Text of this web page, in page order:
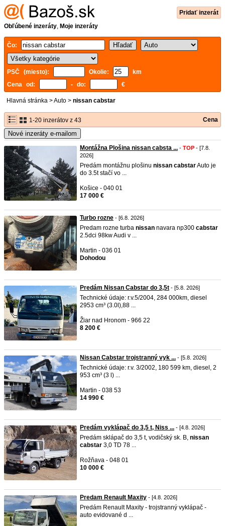
Pridať inzerát
Obľúbené inzeráty, Moje inzeráty
Čo:
PSČ (miesto): Okolie:
km
Cena od:
- do: €
Hlavná stránka >Auto > nissan cabstar
1-20 inzerátov z 43 Cena
Nové inzeráty e-mailom
Montážna Plošina nissan cabsta ... - TOP - [7.8.
2026]
Predám montážnu plošinu nissan cabstarAuto je
do 3.5t stačí vo ...
Košice - 040 01
17 000 €
Turbo rozne - [6.8. 2026]
Predam rozne turba nissan navara np300 cabstar
2.5dci 98kw Audi v ...
Martin - 036 01
Dohodou
Predám Nissan Cabstar do 3,5t - [5.8. 2026]
Technické údaje: r.v.5/2004, 284 000km, diesel
2953 cm³ (3.0l),88 ...
Žiar nad Hronom - 966 22
8 200 €
Nissan Cabstar trojstranný vyk ... - [5.8. 2026]
Technické údaje: r.v. 3/2002, 180 599 km, diesel, 2
953 cm³ (3 l) ...
Martin - 038 53
14 990 €
Predám vyklápač do 3,5 t, Niss ... - [4.8. 2026]
Predám sklápač do 3,5 t, vodičský sk. B, nissan
cabstar 3,0 TD 78 ...
Rožňava - 048 01
10 000 €
Predam Renault Maxity - [4.8. 2026]
Predám Renault Maxity - trojstranný vyklápač -
auto evidované d ...